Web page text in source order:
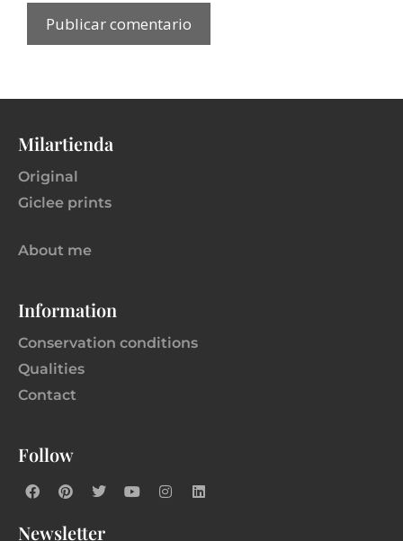
Milartienda
Original
Giclee prints
About me
Information
Conservation conditions
Qualities
Contact
Follow
Newsletter